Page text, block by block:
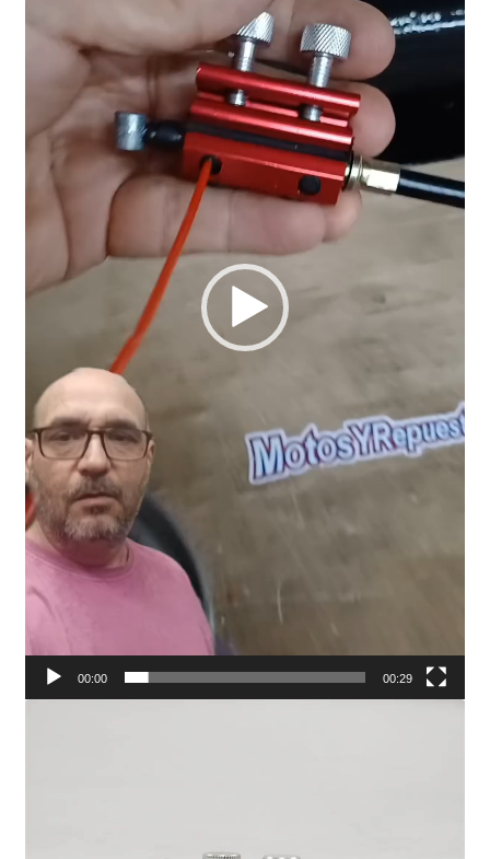
00:00 00:29